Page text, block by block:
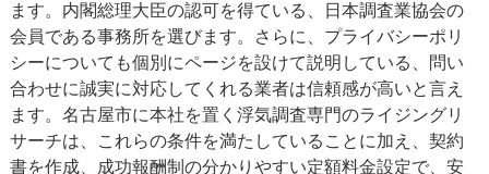
ます。内閣総理大臣の認可を得ている、日本調査業協会の
会員である事務所を選びます。さらに、プライバシーポリ
シーについても個別にページを設けて説明している、問い
合わせに誠実に対応してくれる業者は信頼感が高いと言え
ます。名古屋市に本社を置く浮気調査専門のライジングリ
サーチは、これらの条件を満たしていることに加え、契約
書を作成、成功報酬制の分かりやすい定額料金設定で、安